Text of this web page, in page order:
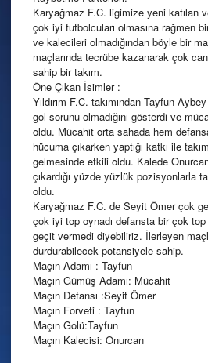
Karyağmaz F.C. ligimize yeni katılan
çok iyi futbolcuları olmasına rağmen
ve kalecileri olmadığından böyle bir
maçlarında tecrübe kazanarak çok
sahip bir takım.
Öne Çıkan İsimler :
Yıldırım F.C. takımından Tayfun Aybey
gol sorunu olmadığını gösterdi ve
oldu. Mücahit orta sahada hem
hücuma çıkarken yaptığı katkı ile
gelmesinde etkili oldu. Kalede
çıkardığı yüzde yüzlük pozisyonlarla
oldu.
Karyağmaz F.C. de Seyit Ömer çok
çok iyi top oynadı defansta bir çok
geçit vermedi diyebiliriz. İlerleyen
durdurabilecek potansiyele sahip.
Maçın Adamı : Tayfun
Maçın Gümüş Adamı: Mücahit
Maçın Defansı :Seyit Ömer
Maçın Forveti : Tayfun
Maçın Golü:Tayfun
Maçın Kalecisi: Onurcan